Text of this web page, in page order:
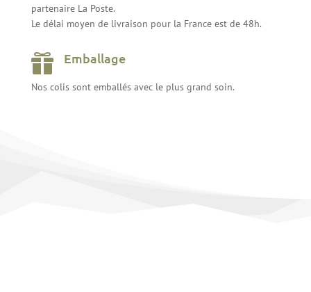
partenaire La Poste.
Le délai moyen de livraison pour la France est de 48h.
 Emballage
Nos colis sont emballés avec le plus grand soin.